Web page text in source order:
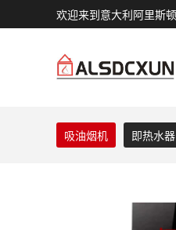
欢迎来到意大利阿里斯
吸油烟机 即热水器